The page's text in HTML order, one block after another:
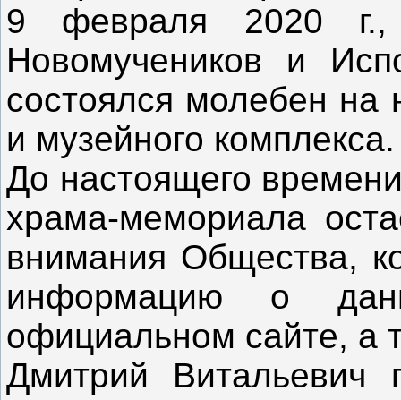
9 февраля 2020
Новомучеников и
состоялся молебен на
и музейного комплекса.
До настоящего
храма-мемориала
внимания Общества,
информацию о
официальном сайте, а
Дмитрий Витальевич